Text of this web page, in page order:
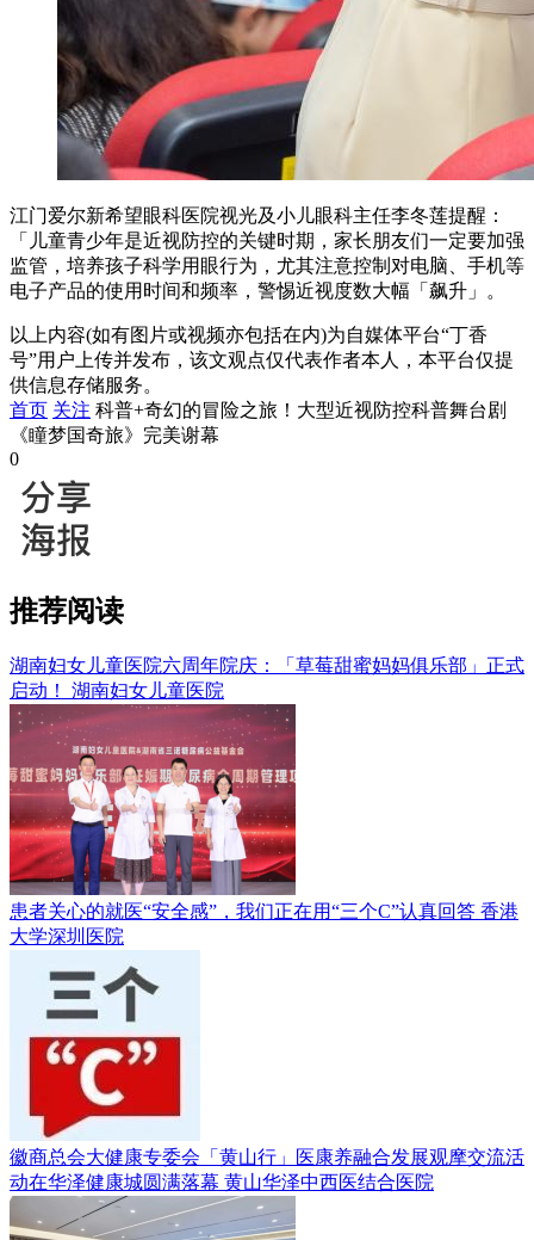
江门爱尔新希望眼科医院视光及小儿眼科主任李冬莲提醒：
「儿童青少年是近视防控的关键时期，家长朋友们一定要加强
监管，培养孩子科学用眼行为，尤其注意控制对电脑、手机等
电子产品的使用时间和频率，警惕近视度数大幅「飙升」。
以上内容(如有图片或视频亦包括在内)为自媒体平台“丁香
号”用户上传并发布，该文观点仅代表作者本人，本平台仅提
供信息存储服务。
首页 关注 科普+奇幻的冒险之旅！大型近视防控科普舞台剧
《瞳梦国奇旅》完美谢幕
0
推荐阅读
湖南妇女儿童医院六周年院庆：「草莓甜蜜妈妈俱乐部」正式
启动！ 湖南妇女儿童医院
患者关心的就医“安全感”，我们正在用“三个C”认真回答 香港
大学深圳医院
徽商总会大健康专委会「黄山行」医康养融合发展观摩交流活
动在华泽健康城圆满落幕 黄山华泽中西医结合医院